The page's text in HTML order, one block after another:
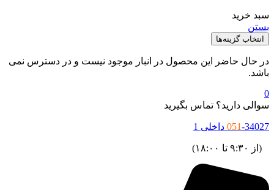
خرید
انتخاب گزینه‌ها
حال حاضر این محصول در انبار موجود نیست و در دسترس نمی
دارید؟ تماس بگیرید
051داخلی 1
۹:۳۰ تا ۱۸:۰۰)